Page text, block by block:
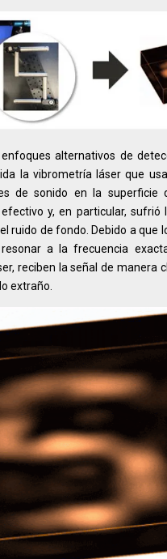
alternativos de
la vibrometría láser que
de sonido en la superficie
y, en particular, sufrió
ruido de fondo. Debido a que
a la frecuencia
reciben la señal de manera
extraño.